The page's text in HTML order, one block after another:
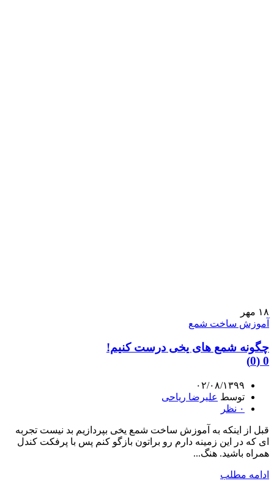
۱۸ مهر
آموزش ساخت شمع
چگونه شمع های یخی درست کنیم!
0 (0)
۰۲/۰۸/۱۳۹۹
توسط علیرضا ریاحی
۰ نظر
قبل از اینکه به آموزش ساخت شمع یخی بپردازیم بد نیست تجربه
ای که در این زمینه دارم رو براتون بازگو کنم پس با پرفکت کندل
همراه باشید. هنگ...
ادامه مطلب